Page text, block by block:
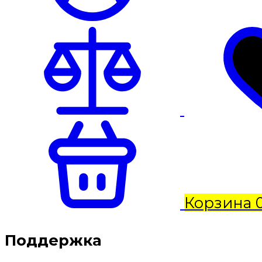
Корзина
Поддержка